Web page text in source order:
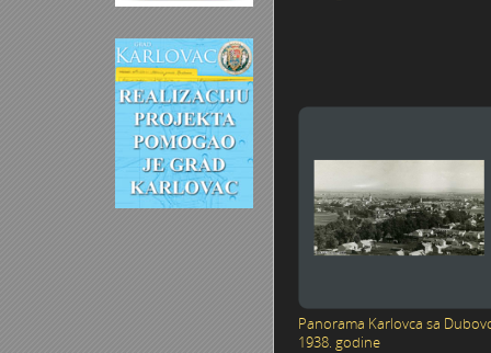
Panorama Karlovca sa
1938. godine